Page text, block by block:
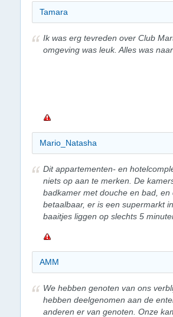
Tamara
Ik was erg tevreden over Club
omgeving was leuk. Alles was
Mario_Natasha
Dit appartementen- en
niets op aan te merken. De
badkamer met douche en bad,
betaalbaar, er is een supermarkt
baaitjes liggen op slechts 5
AMM
We hebben genoten van ons
hebben deelgenomen aan de
anderen er van genoten. Onze